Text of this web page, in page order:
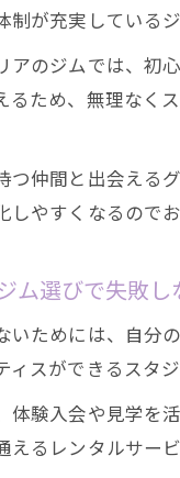
制が充実している
アのジムでは、初
るため、無理なく
つ仲間と出会える
やすくなるのでお
ム選びで失敗し
いためには、自分
スができるスタ
体験入会や見学を
えるレンタルサー